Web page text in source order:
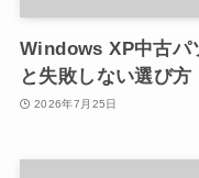
Windows XP中古パ
と失敗しない選び方
2026年7月25日